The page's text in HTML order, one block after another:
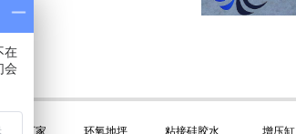
接:
衡门厂家
环氧地坪 粘接硅胶水 增压缸
在
会